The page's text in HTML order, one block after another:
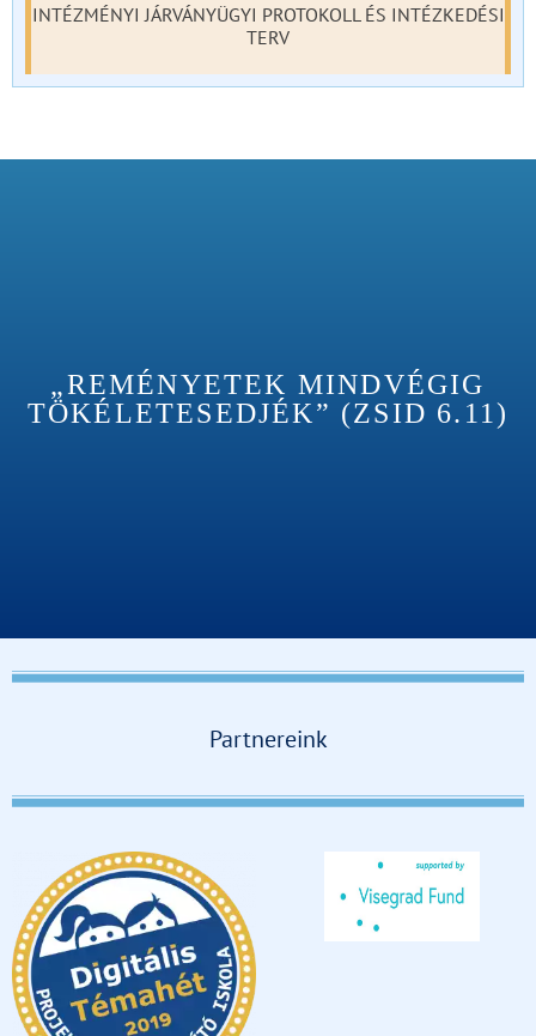
INTÉZMÉNYI JÁRVÁNYÜGYI PROTOKOLL ÉS INTÉZKEDÉSI
TERV
„REMÉNYETEK MINDVÉGIG
TÖKÉLETESEDJÉK” (ZSID 6.11)
Partnereink